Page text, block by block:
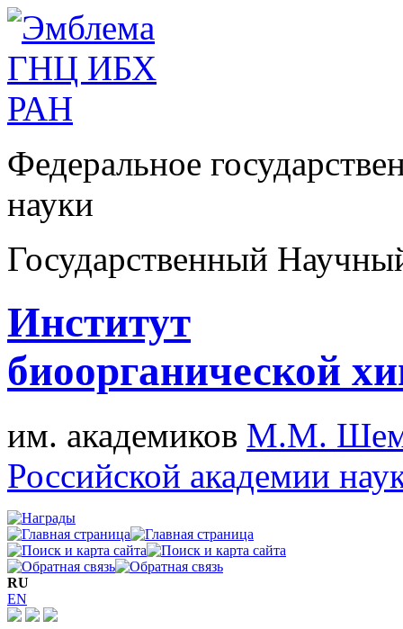
Федеральное
науки
Государственный
Институт
биоорганической
им. академиков М.М.
Российской академии
RU
EN